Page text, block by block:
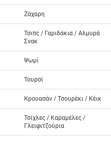
Ζάχαρη
Τσιπς / Γαριδάκια / Αλμυρά
Σνακ
Ψωμί
Τουρσί
Κρουασάν / Τσουρέκι / Κέικ
Τσίχλες / Καραμέλες /
Γλειφιτζούρια